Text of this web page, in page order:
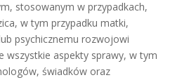
stosowanym w przypadkach,
w tym przypadku matki,
psychicznemu rozwojowi
wszystkie aspekty sprawy, w tym
świadków oraz